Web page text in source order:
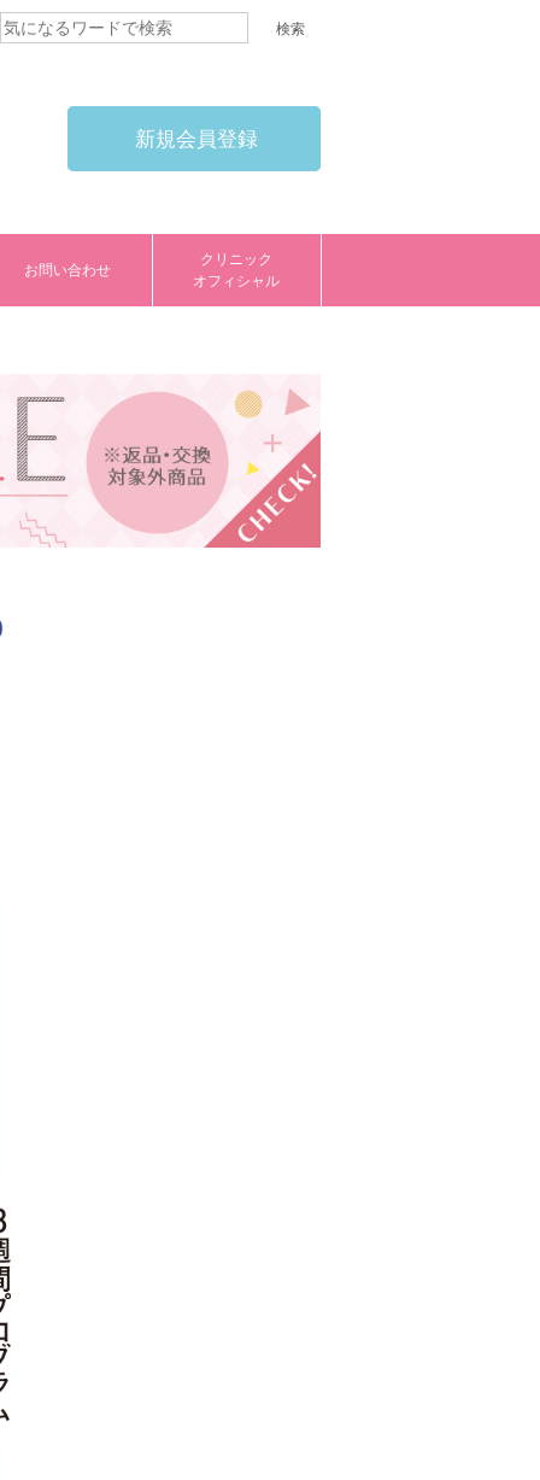
新規会員登録
お問い合わせ
クリニック
オフィシャル